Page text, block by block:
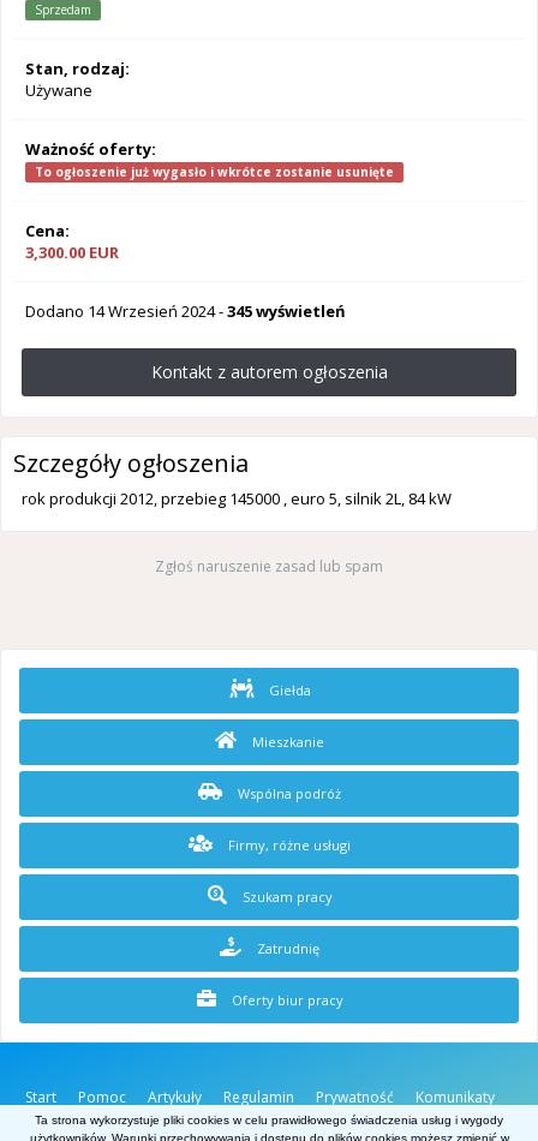
Sprzedam
Stan, rodzaj:
Używane
Ważność oferty:
To ogłoszenie już wygasło i wkrótce zostanie usunięte
Cena:
3,300.00 EUR
Dodano 14 Wrzesień 2024-345 wyświetleń
Kontakt z autorem ogłoszenia
Szczegóły ogłoszenia
rok produkcji 2012, przebieg 145000 , euro 5, silnik 2L, 84 kW
Zgłoś naruszenie zasad lub spam
Giełda
Mieszkanie
Wspólna podróż
Firmy, różne usługi
Szukam pracy
Zatrudnię
Oferty biur pracy
Start Pomoc Artykuły Regulamin Prywatność
Komunikaty
O stronie
Kontakt
Ta strona wykorzystuje pliki cookies w celu prawidłowego świadczenia usług i wygody
użytkowników. Warunki przechowywania i dostępu do plików cookies możesz zmienić w